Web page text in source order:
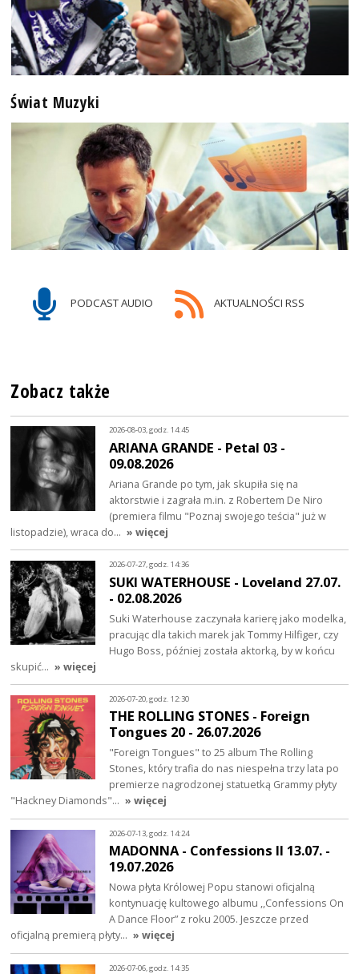
Świat Muzyki
PODCAST AUDIO AKTUALNOŚCI RSS
Zobacz także
2026-08-03, godz. 14:45
ARIANA GRANDE - Petal 03 -
09.08.2026
Ariana Grande po tym, jak skupiła się na
aktorstwie i zagrała m.in. z Robertem De Niro
(premiera filmu "Poznaj swojego teścia" już w
listopadzie), wraca do… » więcej
2026-07-27, godz. 14:36
SUKI WATERHOUSE - Loveland 27.07.
- 02.08.2026
Suki Waterhouse zaczynała karierę jako modelka,
pracując dla takich marek jak Tommy Hilfiger, czy
Hugo Boss, później została aktorką, by w końcu
skupić… » więcej
2026-07-20, godz. 12:30
THE ROLLING STONES - Foreign
Tongues 20 - 26.07.2026
"Foreign Tongues" to 25 album The Rolling
Stones, który trafia do nas niespełna trzy lata po
premierze nagrodzonej statuetką Grammy płyty
"Hackney Diamonds"… » więcej
2026-07-13, godz. 14:24
MADONNA - Confessions II 13.07. -
19.07.2026
Nowa płyta Królowej Popu stanowi oficjalną
kontynuację kultowego albumu ,,Confessions On
A Dance Floor” z roku 2005. Jeszcze przed
oficjalną premierą płyty… » więcej
2026-07-06, godz. 14:35